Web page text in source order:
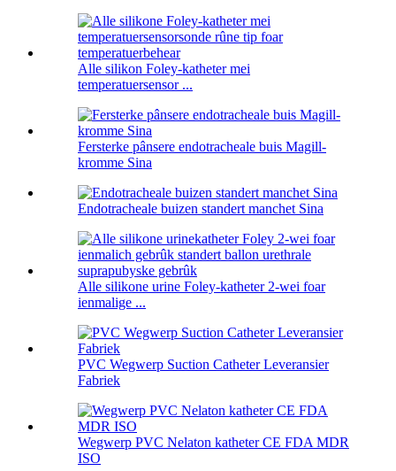
Alle silikon Foley-katheter mei
temperatuersensor ...
Fersterke pânsere endotracheale buis Magill-
kromme Sina
Endotracheale buizen standert manchet Sina
Alle silikone urine Foley-katheter 2-wei foar
ienmalige ...
PVC Wegwerp Suction Catheter Leveransier
Fabriek
Wegwerp PVC Nelaton katheter CE FDA MDR
ISO